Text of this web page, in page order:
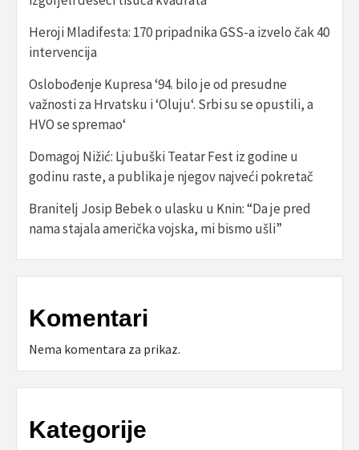
Heroji Mladifesta: 170 pripadnika GSS-a izvelo čak 40
intervencija
Oslobođenje Kupresa ‘94. bilo je od presudne
važnosti za Hrvatsku i ‘Oluju‘. Srbi su se opustili, a
HVO se spremao‘
Domagoj Nižić: Ljubuški Teatar Fest iz godine u
godinu raste, a publika je njegov najveći pokretač
Branitelj Josip Bebek o ulasku u Knin: “Da je pred
nama stajala američka vojska, mi bismo ušli”
Komentari
Nema komentara za prikaz.
Kategorije